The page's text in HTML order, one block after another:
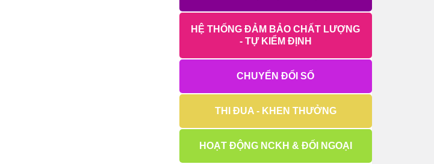
HỆ THỐNG ĐẢM BẢO CHẤT LƯỢNG
- TỰ KIỂM ĐỊNH
CHUYỂN ĐỔI SỐ
THI ĐUA - KHEN THƯỞNG
HOẠT ĐỘNG NCKH & ĐỐI NGOẠI